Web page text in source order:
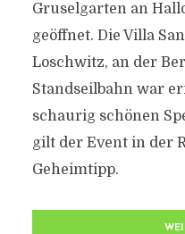
Gruselgarten an
geöffnet. Die Villa
Loschwitz, an der
Standseilbahn war
schaurig schönen
gilt der Event in der
Geheimtipp.